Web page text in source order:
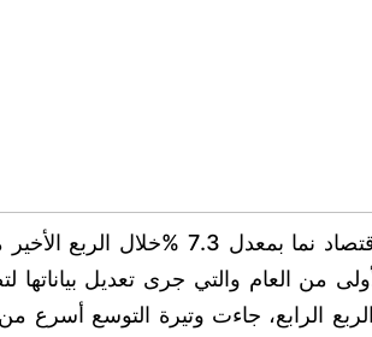
من العام والتي جرى تعديل بياناتها
الرابع، جاءت وتيرة التوسع أسرع من